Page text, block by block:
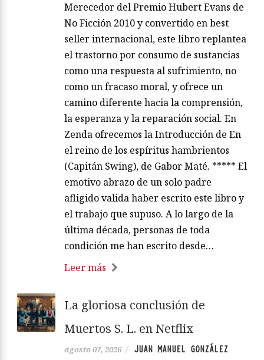
Merecedor del Premio Hubert Evans de
No Ficción 2010 y convertido en best
seller internacional, este libro replantea
el trastorno por consumo de sustancias
como una respuesta al sufrimiento, no
como un fracaso moral, y ofrece un
camino diferente hacia la comprensión,
la esperanza y la reparación social. En
Zenda ofrecemos la Introducción de En
el reino de los espíritus hambrientos
(Capitán Swing), de Gabor Maté. ***** El
emotivo abrazo de un solo padre
afligido valida haber escrito este libro y
el trabajo que supuso. A lo largo de la
última década, personas de toda
condición me han escrito desde…
Leer más
La gloriosa conclusión de
Muertos S. L. en Netflix
agosto 07, 2026 / JUAN MANUEL GONZÁLEZ